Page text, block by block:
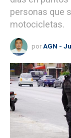
personas que
motocicletas.
por AGN -